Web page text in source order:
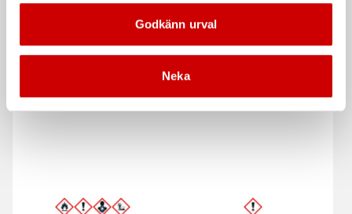
Godkänn urval
Neka